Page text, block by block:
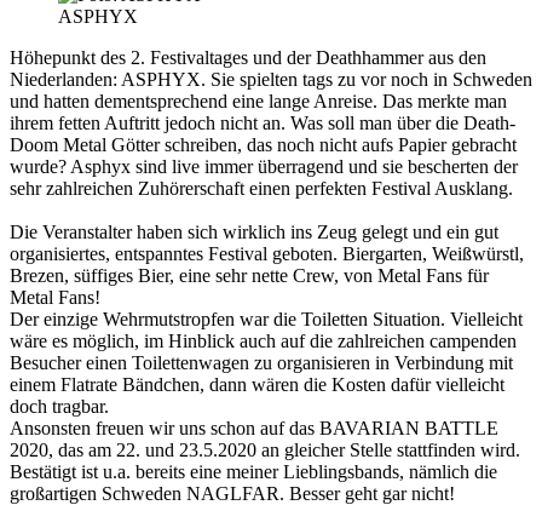
ASPHYX
Höhepunkt des 2. Festivaltages und der Deathhammer aus den
Niederlanden: ASPHYX. Sie spielten tags zu vor noch in Schweden
und hatten dementsprechend eine lange Anreise. Das merkte man
ihrem fetten Auftritt jedoch nicht an. Was soll man über die Death-
Doom Metal Götter schreiben, das noch nicht aufs Papier gebracht
wurde? Asphyx sind live immer überragend und sie bescherten der
sehr zahlreichen Zuhörerschaft einen perfekten Festival Ausklang.
Die Veranstalter haben sich wirklich ins Zeug gelegt und ein gut
organisiertes, entspanntes Festival geboten. Biergarten, Weißwürstl,
Brezen, süffiges Bier, eine sehr nette Crew, von Metal Fans für
Metal Fans!
Der einzige Wehrmutstropfen war die Toiletten Situation. Vielleicht
wäre es möglich, im Hinblick auch auf die zahlreichen campenden
Besucher einen Toilettenwagen zu organisieren in Verbindung mit
einem Flatrate Bändchen, dann wären die Kosten dafür vielleicht
doch tragbar.
Ansonsten freuen wir uns schon auf das BAVARIAN BATTLE
2020, das am 22. und 23.5.2020 an gleicher Stelle stattfinden wird.
Bestätigt ist u.a. bereits eine meiner Lieblingsbands, nämlich die
großartigen Schweden NAGLFAR. Besser geht gar nicht!